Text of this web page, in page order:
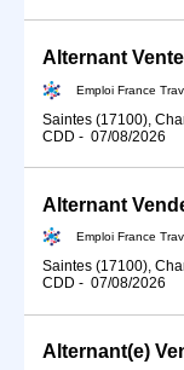
Emploi France
Saintes (17100),
CDD - 07/08/2026
Alternant
Emploi France
Saintes (17100),
CDD - 07/08/2026